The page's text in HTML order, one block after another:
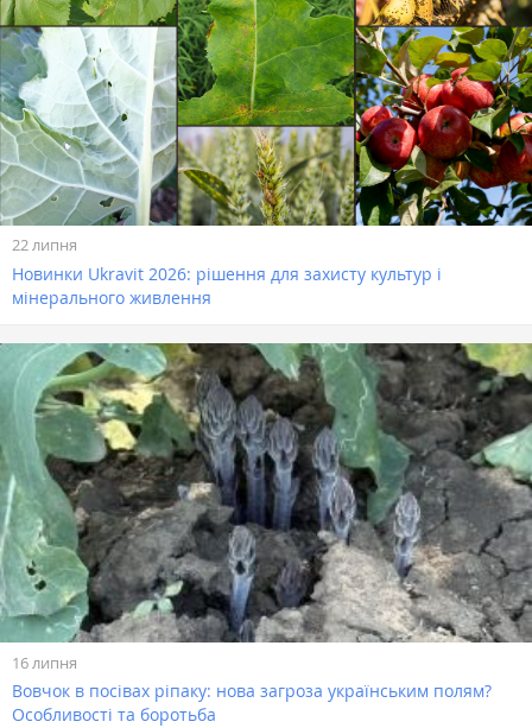
22 липня
Новинки Ukravit 2026: рішення для захисту культур і
мінерального живлення
16 липня
Вовчок в посівах ріпаку: нова загроза українським полям?
Особливості та боротьба